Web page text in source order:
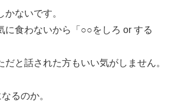
ないです。
に食わないから「○○をしろ or する
だと話された方もいい気がしません。
るのか。